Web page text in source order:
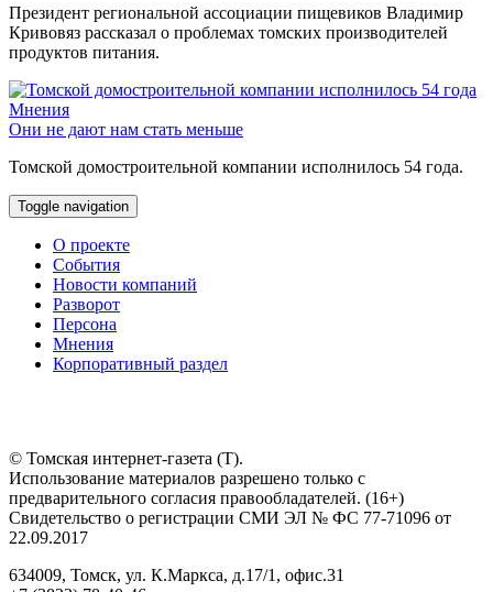
Президент региональной ассоциации пищевиков Владимир
Кривовяз рассказал о проблемах томских производителей
продуктов питания.
Мнения
Они не дают нам стать меньше
Томской домостроительной компании исполнилось 54 года.
Toggle navigation
О проекте
События
Новости компаний
Разворот
Персона
Мнения
Корпоративный раздел
© Томская интернет-газета (Т).
Использование материалов разрешено только с
предварительного согласия правообладателей. (16+)
Свидетельство о регистрации СМИ ЭЛ № ФС 77-71096 от
22.09.2017
634009, Томск, ул. К.Маркса, д.17/1, офис.31